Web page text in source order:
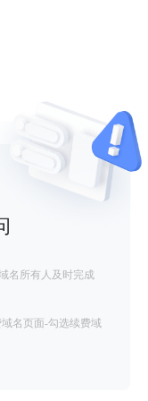
名所有人及时完成
名页面-勾选续费域